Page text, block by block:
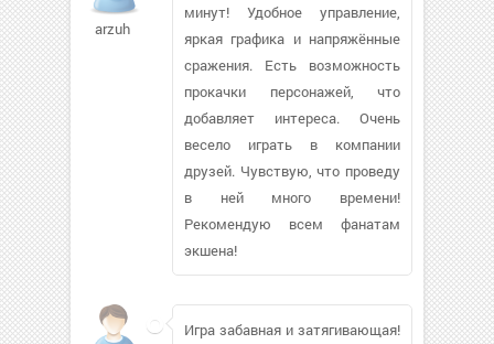
arzuh
минут! Удобное управление,
яркая графика и напряжённые
сражения. Есть возможность
прокачки персонажей, что
добавляет интереса. Очень
весело играть в компании
друзей. Чувствую, что проведу
в ней много времени!
Рекомендую всем фанатам
экшена!
Игра забавная и затягивающая!